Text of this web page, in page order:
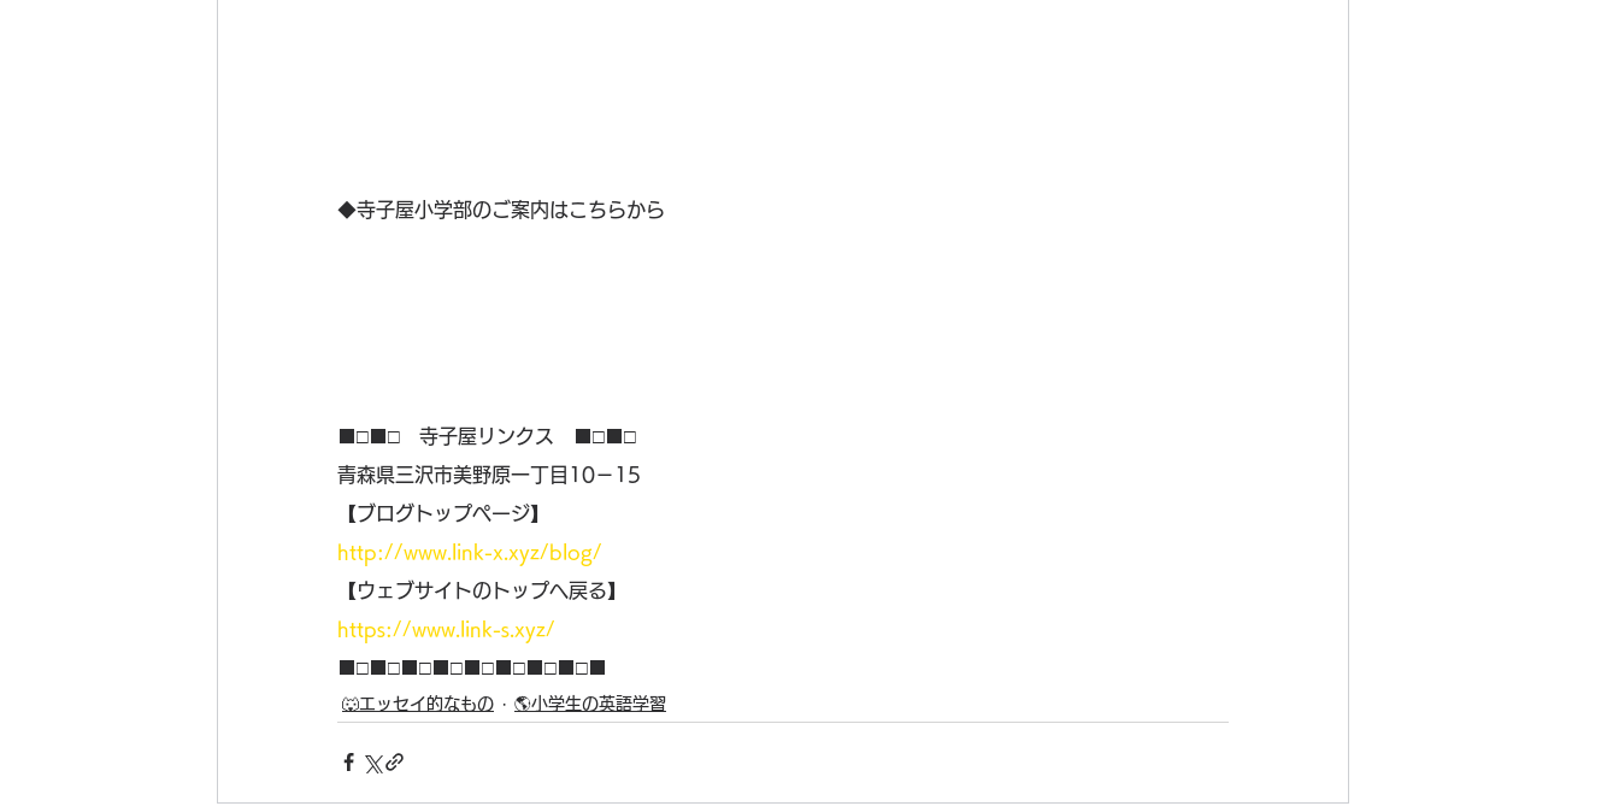
◆寺子屋小学部のご案内はこちらから
■□■□　寺子屋リンクス　■□■□
青森県三沢市美野原一丁目10－15
【ブログトップページ】
http://www.link-x.xyz/blog/
【ウェブサイトのトップへ戻る】
https://www.link-s.xyz/
■□■□■□■□■□■□■□■□■
🐺エッセイ的なもの 🌎小学生の英語学習